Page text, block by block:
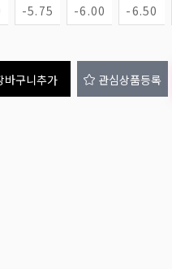
-5.75 -6.00 -6.50
바구니추가 관심상품등록